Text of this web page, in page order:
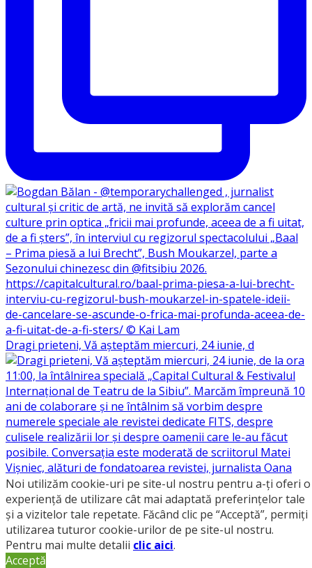
Dragi prieteni, Vă așteptăm miercuri, 24 iunie, d
Cristian Nicolae, pe numele lui de scenă @tristian
Noi utilizăm cookie-uri pe site-ul nostru pentru a-ți oferi o
experiență de utilizare cât mai adaptată preferințelor tale
și a vizitelor tale repetate. Făcând clic pe “Acceptă”, permiți
utilizarea tuturor cookie-urilor de pe site-ul nostru.
Pentru mai multe detalii clic aici.
Acceptă